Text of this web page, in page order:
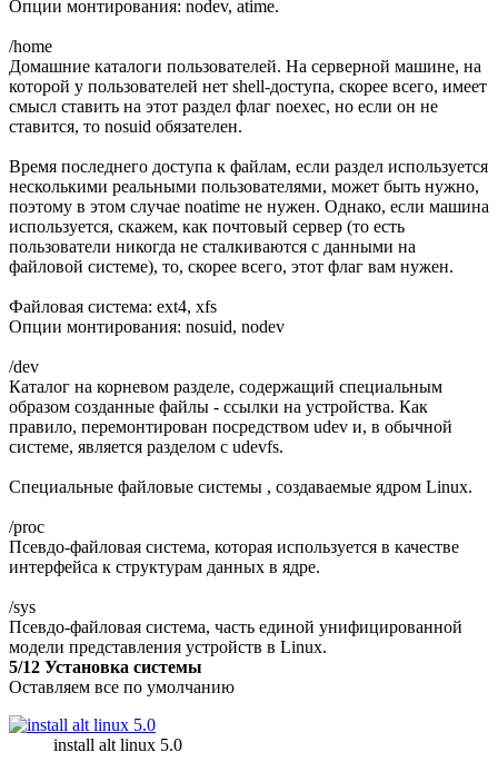
Опции монтирования: nodev, atime.
/home
Домашние каталоги пользователей. На серверной машине, на
которой у пользователей нет shell-доступа, скорее всего, имеет
смысл ставить на этот раздел флаг noexec, но если он не
ставится, то nosuid обязателен.
Время последнего доступа к файлам, если раздел используется
несколькими реальными пользователями, может быть нужно,
поэтому в этом случае noatime не нужен. Однако, если машина
используется, скажем, как почтовый сервер (то есть
пользователи никогда не сталкиваются с данными на
файловой системе), то, скорее всего, этот флаг вам нужен.
Файловая система: ext4, xfs
Опции монтирования: nosuid, nodev
/dev
Каталог на корневом разделе, содержащий специальным
образом созданные файлы - ссылки на устройства. Как
правило, перемонтирован посредством udev и, в обычной
системе, является разделом с udevfs.
Специальные файловые системы , создаваемые ядром Linux.
/proc
Псевдо-файловая система, которая используется в качестве
интерфейса к структурам данных в ядре.
/sys
Псевдо-файловая система, часть единой унифицированной
модели представления устройств в Linux.
5/12 Установка системы
Оставляем все по умолчанию
install alt linux 5.0